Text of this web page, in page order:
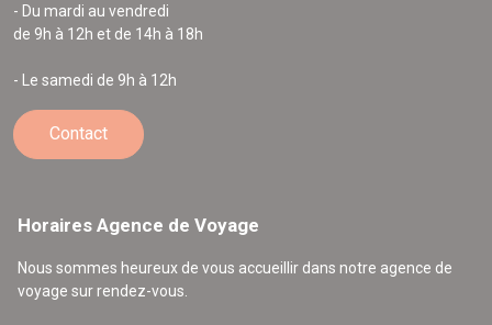
- Du mardi au vendredi
de 9h à 12h et de 14h à 18h
- Le samedi de 9h à 12h
Contact
Horaires Agence de Voyage
Nous sommes heureux de vous accueillir dans notre agence de
voyage sur rendez-vous.